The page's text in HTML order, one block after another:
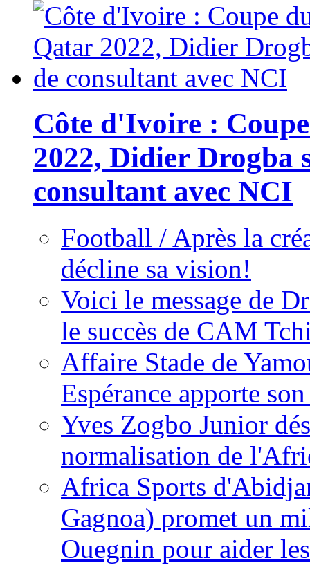
Côte d'Ivoire :
2022, Didier Drogba
consultant avec NCI
Football / Après la
décline sa vision!
Voici le message de
le succès de CAM
Affaire Stade de
Espérance apporte
Yves Zogbo Junior
normalisation de
Africa Sports
Gagnoa) promet un
Ouegnin pour aider